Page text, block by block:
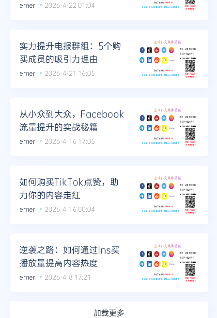
emer 2026-4-22 01:04
实力提升电报群组：5个购
买成员的吸引力理由
emer 2026-4-21 16:05
从小众到大众，Facebook
流量提升的实战秘籍
emer 2026-4-16 17:05
如何购买TikTok点赞，助
力你的内容走红
emer 2026-4-16 00:04
逆袭之路：如何通过Ins买
播放量提高内容热度
emer 2026-4-8 17:21
加载更多